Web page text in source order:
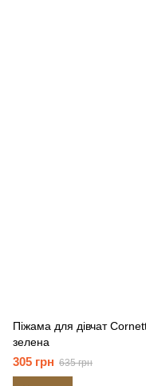
Піжама для дівчат
зелена
305 грн 635 грн